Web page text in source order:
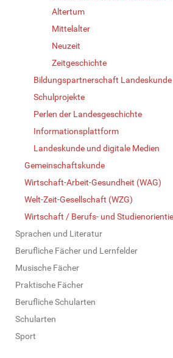
Altertum
Mittelalter
Neuzeit
Zeitgeschichte
Bildungspartnerschaft Landeskunde
Schulprojekte
Perlen der Landesgeschichte
Informationsplattform
Landeskunde und digitale Medien
Gemeinschaftskunde
Wirtschaft-Arbeit-Gesundheit (WAG)
Welt-Zeit-Gesellschaft (WZG)
Wirtschaft / Berufs- und
Sprachen und Literatur
Berufliche Fächer und Lernfelder
Musische Fächer
Praktische Fächer
Berufliche Schularten
Schularten
Sport